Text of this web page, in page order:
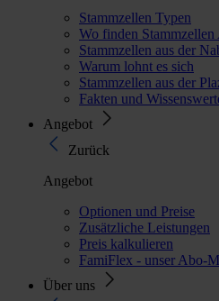
Stammzellen Typen
Wo finden
Stammzellen aus der
Warum lohnt es sich
Stammzellen aus der
Fakten und
Angebot
Zurück
Angebot
Optionen und Preise
Zusätzliche Leistungen
Preis kalkulieren
FamiFlex - unser Abo-
Über uns